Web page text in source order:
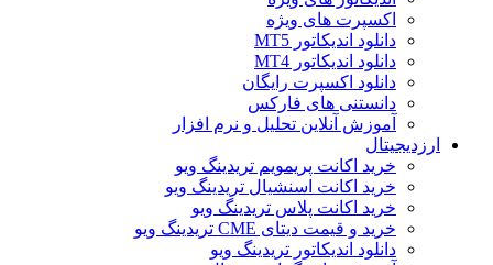
اکسپرت های ویژه
دانلود اندیکاتور MT5
دانلود اندیکاتور MT4
دانلود اکسپرت رایگان
دانستنی های فارکس
آموزش آنلاین تحلیل و نرم افزار
ارزدیجیتال
خرید اکانت پریمویم تریدینگ ویو
خرید اکانت اسنشیال تریدینگ ویو
خرید اکانت پلاس تریدینگ ویو
خرید و قیمت دیتای CME تریدینگ ویو
دانلود اندیکاتور تریدینگ ویو